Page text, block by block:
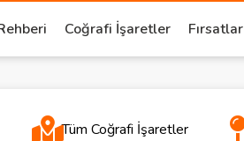
Coğrafi İşaretler Fırsatlar
Tüm Coğrafi İşaretler